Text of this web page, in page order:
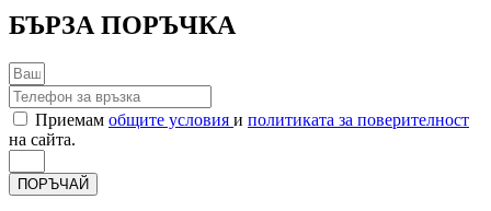
БЪРЗА ПОРЪЧКА
Приемам общите условия и политиката за поверителност
на сайта.
ПОРЪЧАЙ